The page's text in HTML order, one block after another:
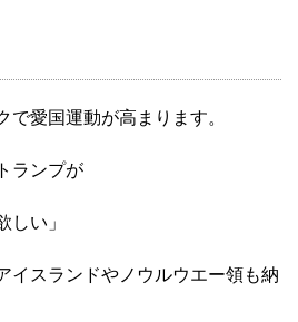
で愛国運動が高まります。
ランプが
しい」
イスランドやノウルウエー領も納